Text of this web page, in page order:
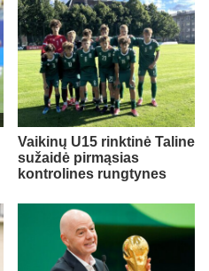
Vaikinų U15 rinktinė Taline
sužaidė pirmąsias
kontrolines rungtynes